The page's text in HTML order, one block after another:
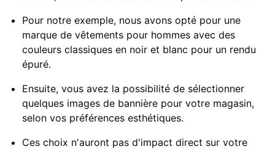
Pour notre exemple, nous avons opté pour une
marque de vêtements pour hommes avec des
couleurs classiques en noir et blanc pour un rendu
épuré.
Ensuite, vous avez la possibilité de sélectionner
quelques images de bannière pour votre magasin,
selon vos préférences esthétiques.
Ces choix n'auront pas d'impact direct sur votre